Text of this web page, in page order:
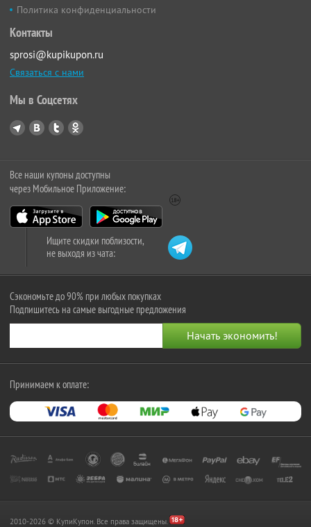
Политика конфиденциальности
Контакты
sprosi@kupikupon.ru
Связаться с нами
Мы в Соцсетях
Все наши купоны доступны
через Мобильное Приложение:
Ищите скидки поблизости,
не выходя из чата:
Сэкономьте до 90% при любых покупках
Подпишитесь на самые выгодные предложения
Принимаем к оплате:
2010-2026 © КупиКупон. Все права защищены.